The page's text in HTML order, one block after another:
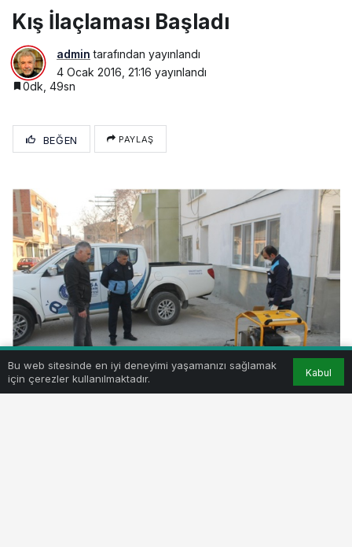
Kış İlaçlaması Başladı
admin tarafından yayınlandı
4 Ocak 2016, 21:16 yayınlandı
0dk, 49sn
BEĞEN PAYLAŞ
Bu web sitesinde en iyi deneyimi yaşamanızı sağlamak
için çerezler kullanılmaktadır.
Kabul